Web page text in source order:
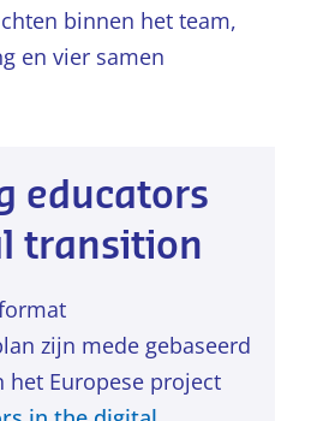
binnen het team,
en vier samen
educators
transition
zijn mede gebaseerd
het Europese project